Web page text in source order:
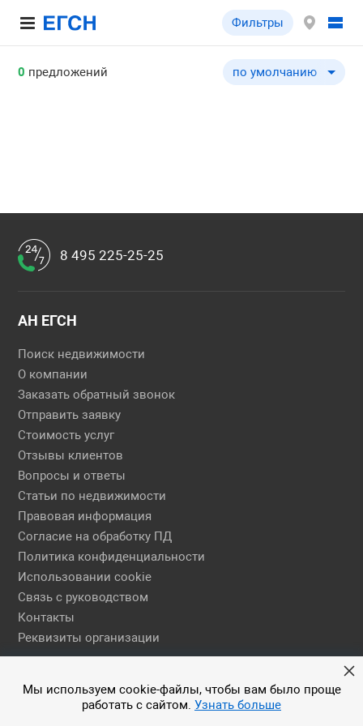
Фильтры
0 предложений по умолчанию
по умолчанию
8 495 225-25-25
АН ЕГСН
Поиск недвижимости
О компании
Заказать обратный звонок
Отправить заявку
Стоимость услуг
Отзывы клиентов
Вопросы и ответы
Статьи по недвижимости
Правовая информация
Согласие на обработку ПД
Политика конфиденциальности
Использовании cookie
Связь с руководством
Контакты
Реквизиты организации
Правовая информация
© 2026 АН ЕГСН
Мы используем cookie-файлы, чтобы вам было проще
работать с сайтом. Узнать больше